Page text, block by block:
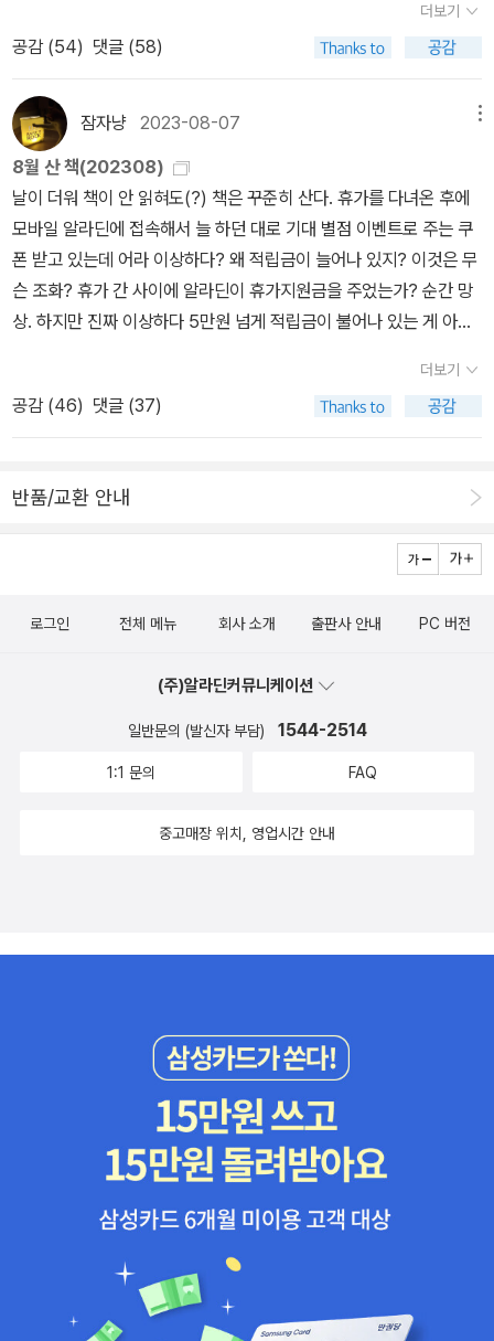
화점을 둘러보는 44번 꿈 등)도 있지만, 대부분은 평범하게 시작되
더라도 꿈이 전개될수록 점차 기이한 방향으로 뒤틀린다. 사물이나
인물의 크기는 물리법칙을 무시한 채 왜곡되고(5번, 8번, 58번 꿈
등), 현실에는 존재할 수 없는 구조물이 눈앞에 나타나며(114번 꿈의
무한한 3차원 퍼즐이나 115번 꿈의 나선형 주차 시스템 등) 갑작스럽
게 배경과 장면이 전환되는 일도 매우 빈번히 일어난다(48번, 67번,
116번 꿈 등). 이렇듯 『어렴풋한 부티크』에는 갖가지 형태의 꿈들이
담겨 있지만, 그 아래 깔린 정서는 행복과 기쁨보다는 당혹과 불안, 두
려움과 공포인 경우가 많다. 그것은 단순히 알파벳 ‘e’를 빼고 쓴 소설
『실종』에서 수많은 ‘e’를 찾았을 때의 당혹감인 경우도 있으나(95번
꿈), 작가의 무의식은 종종 보다 깊고 어두운 차원의 두려움을 수면
상을 짙게 만든다. 아버지가 2차대전에서 전사하고 어머니가 아우슈
해 달아나거나 붙잡혀 심문을 받는다(16번, 19번, 33번, 45번, 48
하지도 않았던 것이, 단박에 공포의 대상으로 변한다: (중략) 이 장면
그리고 어떤 상상의 동물이 침대 혹은 다른 가구 아래서 내었던 소리
그러나 직접적인 신체적 위협보다 더 으스스하게 다가오는 것은 친숙
했던 것이 낯설어지는 순간이다. 익숙해 보이는 대상에게서 느껴지는
히unheimlich’라는 용어로 설명한 이러한 감각은 꿈속에서 페렉을
이고(15번 꿈, “나는 깨닫는다, (중략) 거기가 내 아파트가 아니라는
고 있었다고 기억하는 그 영화관이 아니다”). 마지막 124번 꿈인 「밀
고」는 페렉이 아버지와 함께 나치친위대에 쫓기다가 실제 어린 시절
의 기억을 떠올리는 것으로 끝을 맺는다. 그가 자신의 집 맞은편에 있
는 수도원의 벽에 대고 공놀이를 하던 평화로운 기억. 두렵고 낯선un
heimlich 꿈속 여정의 끝에서 그는 다시 집으로heim 돌아온다. 기억
속에 보존되었기에 영원히 변하지 않을 집으로. 물론 이날 이후에도
페렉은 계속 꿈을 꾸었을 것이다. 이 안전한 기억이 그의 마지막 꿈은
아닐 것이다. 그러나 가장 고통스러운 기억과 평화로운 일상의 기억
이 신비롭고 아름답게 공존하는 이 꿈은 페렉이라는 작가를, 그의 삶
을 고스란히 함축한 은유 같다. 가장 위대한 문학 실험가가 탁월하게
반기 리스트를 보고 싶은 분은 클릭.2023년 하반기는 리스트 정리하
려고 쭉 돌아보니 뜻밖에도 소설을 많이 안 읽었더라. 오잉. 이런 놀라
운 일이....한때 소설을 잘 못 읽던 시절이 있었으니. 올해도 좀 그랬던
듯.소설 상반기의 원픽 소설은 <타인들의 나라>였다면 하반기는 바
로 이 책 <소네치카>- 짧지만 강력했다. 어떤 부분에서는 거슬릴 수
도 있는데(예술에 영감을 불러일으키는 뮤즈로서의 여성의 대상화나
소네치카와 남편과의 관계 등등), 살아갈수록 하나의 잣대로만 무언
가를 판단한다는 게 어리석은 느낌이 든다. 특히 문학작품에서는 더
더욱. 이 작품은 책이 한 사람의 인생에서 어떤 영향을 끼치는지 아는
이들이라면, 그리고 책에서 위로받아본 경험이 있는 이들이라면 더더
욱 공감하면서 읽을 수 있을 것이다. 여기 실린 작품 두 개가 모두 훌
륭했다. 단편(또는 중편)을 쓴다면 ‘숄’ 정도의 작품은 써야지 ‘나도
단편은 좀 쓴다’고 명함을 내밀 수 있지 않을까. 그런 생각이. 이 책도
중, 이스라엘을 향한 분노에 휩싸인 채 이 책을 읽었음에도 홀로코스
그런 작품. 다 죽어가던 알랭 로브그리예 영감탱이를 향한 애정을 다
시 살려준 책. 그런데 이 작품은 호불호가 있을 수 있어서 누구에게나
별 다섯을 장담하긴 어렵다. 그러나, 문학을 읽고 다층적이 해석의 기
(자매품- 블라디미르 나보코프, <창백한 불꽃>)- 열 번은 더 읽겠다
일단 지금까지 두 번은 읽었다. 내가 한 해에 같은 책을 두 번 읽는 것
은 굉장한 일이라는. 윌리엄 트레버와 함께 계속 챙겨 읽어야 할(그러
한 권으로 계속 출간하고 있는데, 읽고 나면 그럴 수밖에 없다는 생각
을 받아본 경험이 또 다른 인간에게 손길을 내밀 수 있는 원천이 되지
다. 마술적 리얼리즘을 좋아하지 않는 나조차도 토니 모리슨 작품은
읽다 보면 쭉쭉 빨려 들어간다. 소재와 주제, 소재를 표현하는 독창적
인 방식, 문장, 거기에 담긴 생각 등등 문학이 독자를 향해 전해줄 수
있는 모든 것을 담은 작품(토니 모리슨의 작품이 대개 그렇듯이). 토
니 모리슨은 책을 덮을 때는 늘 이런 생각이 든다. 존경받아 마땅한 여
작품으로 꼽을 것 같다. 문학의 단골 소재인 ‘사랑’ 그리고 사랑에 빠
지는 연인들. 흔한 소재라 잘 다루지 않으면 진부해진다. 공감도 얻기
어렵다. 그런데 사강은 사랑에 빠지는 순간 연인들의 심리를 정말 잘
묘사하는 것 같다. 비슷한 결핍이 있거나 닮은 점을 발견하고 사랑에
더보기
공감 (54) 댓글 (58)
잠자냥 2023-08-07
8월 산 책(202308)
날이 더워 책이 안 읽혀도(?) 책은 꾸준히 산다. 휴가를 다녀온 후에
모바일 알라딘에 접속해서 늘 하던 대로 기대 별점 이벤트로 주는 쿠
폰 받고 있는데 어라 이상하다? 왜 적립금이 늘어나 있지? 이것은 무
슨 조화? 휴가 간 사이에 알라딘이 휴가지원금을 주었는가? 순간 망
상. 하지만 진짜 이상하다 5만원 넘게 적립금이 불어나 있는 게 아닌
립금이란다. 엥? 나 이거 응모 안했는데? 그렇다. 이 리뷰 대회는 7월
6일부터 23일까지 진행. 나는 그전에 이미 이 책을 읽고 리뷰를 올렸
었다(2023년 6월 1일 작성). 이 출판사에서는 이벤트 전에 리뷰를
이 리뷰 대회에 참가하라고 독려하고(아니 잔소리하고) 그렇게 잔소
까? 푸하핰ㅋㅋㅋㅋㅋㅋㅋㅋㅋ), 그러니까 은오에게 적립금 양보 차
12시에 확인해봤더니 눕서대 은오는 결국 책상에 앉아 리뷰를 쓰지
데 저런저런... 세상 게으른 종자를 보았나, 나라도 올릴 걸 하고 24일
에 출국..... 아니 그런데! 여행 다녀오니 이렇게 다산책방에서 적립금
니다. 그래서 책 사는 데 더 많이 보탰어요.그나저나 2등상은 적립금
왔다. 다산책방 참 재미난 게 예전에도 리뷰 대회를 하면 적립금 말고
남자아이들을 가르치는 세 명의 젊은 가정교사 엘레오노르, 로라, 이
네스. 사실 이들의 주요 일과는 아이들을 가르치는 일이 아니라 ‘날이
저물고 (…) 마치 거대한 죽은 나비들처럼 정원의 철문에 바짝 달라
붙’어서 지나가는 낯선 남자를 기다렸다가 그를 유혹해 ‘잡아먹는’ 일
이다.”라는 책 소개 구절에 혹해서 홀린 듯이 담음. ‘단편소설 부문 공
쿠르상을 수상하고 페미나상과 아카데미프랑세즈 소설 대상 등 유수
의 문학상 후보에 오르며 현대 프랑스 문단에서 확고한 입지를 다진
페렉, <어렴풋한 부티크- 124개의 꿈>페렉을 좋아한다. 출간되어 나
오는 책마다 어쩌면 이렇게 다 창의적으로 스타일이 다를 수가 있는
더보기
공감 (46) 댓글 (37)
반품/교환 안내
로그인 전체 메뉴 회사 소개 출판사 안내 PC 버전
(주)알라딘커뮤니케이션
일반문의 (발신자 부담) 1544-2514
1:1 문의 FAQ
중고매장 위치, 영업시간 안내